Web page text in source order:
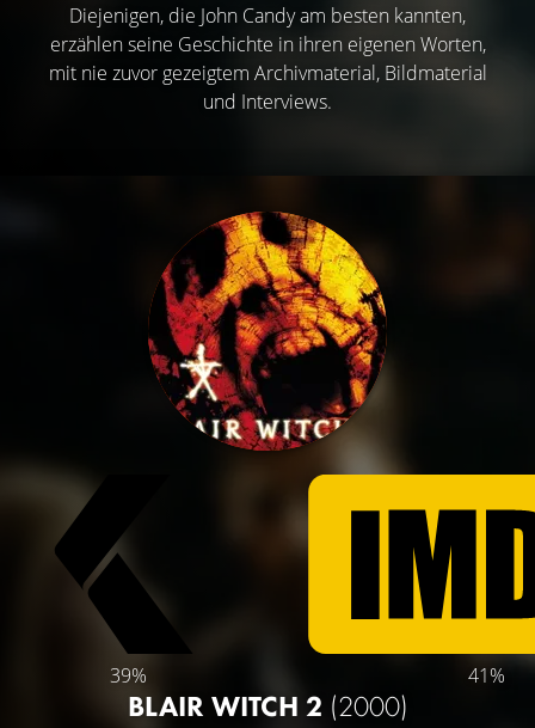
Diejenigen, die John Candy am besten kannten,
erzählen seine Geschichte in ihren eigenen Worten,
mit nie zuvor gezeigtem Archivmaterial, Bildmaterial
und Interviews.
39% 41%
BLAIR WITCH 2 (2000)